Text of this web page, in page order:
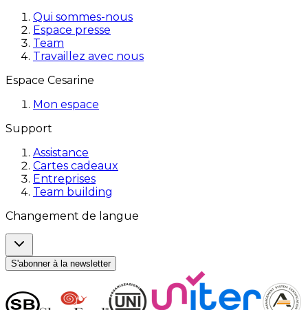
Qui sommes-nous
Espace presse
Team
Travaillez avec nous
Espace Cesarine
Mon espace
Support
Assistance
Cartes cadeaux
Entreprises
Team building
Changement de langue
S'abonner à la newsletter